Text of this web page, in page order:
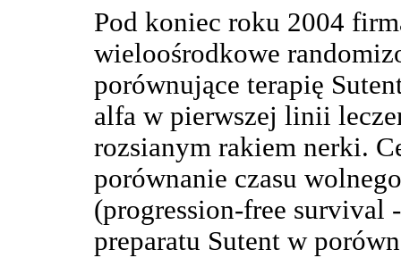
Pod koniec roku 2004
wieloośrodkowe
porównujące terapię
alfa w pierwszej linii
rozsianym rakiem nerki.
porównanie czasu
(progression-free survival
preparatu Sutent w